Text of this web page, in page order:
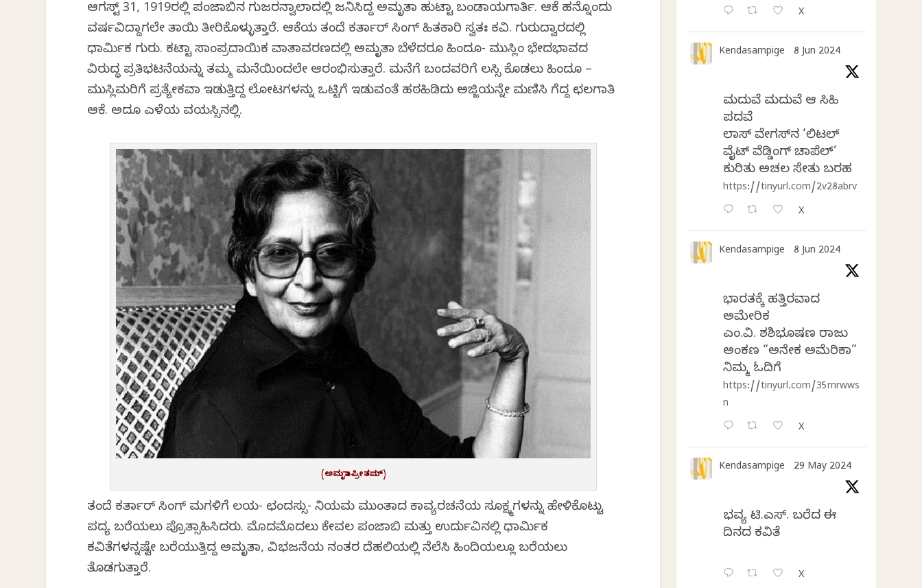
ಆಗಸ್ಟ್ 31, 1919ರಲ್ಲಿ ಪಂಜಾಬಿನ ಗುಜರನ್ವಾಲಾದಲ್ಲಿ ಜನಿಸಿದ್ದ ಅಮೃತಾ ಹುಟ್ಟಾ ಬಂಡಾಯಗಾರ್ತಿ. ಆಕೆ ಹನ್ನೊಂದು
ವರ್ಷವಿದ್ದಾಗಲೇ ತಾಯಿ ತೀರಿಕೊಳ್ಳುತ್ತಾರೆ. ಆಕೆಯ ತಂದೆ ಕರ್ತಾರ್ ಸಿಂಗ್ ಹಿತಕಾರಿ ಸ್ವತಃ ಕವಿ. ಗುರುದ್ವಾರದಲ್ಲಿ
ಧಾರ್ಮಿಕ ಗುರು. ಕಟ್ಟಾ ಸಾಂಪ್ರದಾಯಿಕ ವಾತಾವರಣದಲ್ಲಿ ಅಮೃತಾ ಬೆಳೆದರೂ ಹಿಂದೂ- ಮುಸ್ಲಿಂ ಭೇದಭಾವದ
ವಿರುದ್ಧ ಪ್ರತಿಭಟನೆಯನ್ನು ತಮ್ಮ ಮನೆಯಿಂದಲೇ ಆರಂಭಿಸುತ್ತಾರೆ. ಮನೆಗೆ ಬಂದವರಿಗೆ ಲಸ್ಸಿ ಕೊಡಲು ಹಿಂದೂ –
ಮುಸ್ಲಿಮರಿಗೆ ಪ್ರತ್ಯೇಕವಾಗಿ ಇಡುತ್ತಿದ್ದ ಲೋಟಗಳನ್ನು ಒಟ್ಟಿಗೆ ಇಡುವಂತೆ ಹಠಹಿಡಿದು ಅಜ್ಜಿಯನ್ನೇ ಮಣಿಸಿ ಗೆದ್ದ ಛಲಗಾತಿ
ಆಕೆ. ಅದೂ ಎಳೆಯ ವಯಸ್ಸಿನಲ್ಲಿ.
(ಅಮೃತಾ ಪ್ರೀತಮ್)
ತಂದೆ ಕರ್ತಾರ್ ಸಿಂಗ್ ಮಗಳಿಗೆ ಲಯ- ಛಂದಸ್ಸು- ನಿಯಮ ಮುಂತಾದ ಕಾವ್ಯರಚನೆಯ ಸೂಕ್ಷ್ಮಗಳನ್ನು ಹೇಳಿಕೊಟ್ಟು
ಪದ್ಯ ಬರೆಯಲು ಪ್ರೊತ್ಸಾಹಿಸಿದರು. ಮೊದಮೊದಲು ಕೇವಲ ಪಂಜಾಬಿ ಮತ್ತು ಉರ್ದುವಿನಲ್ಲಿ ಧಾರ್ಮಿಕ
ಕವಿತೆಗಳನ್ನಷ್ಟೇ ಬರೆಯುತ್ತಿದ್ದ ಅಮೃತಾ, ವಿಭಜನೆಯ ನಂತರ ದೆಹಲಿಯಲ್ಲಿ ನೆಲೆಸಿ ಹಿಂದಿಯಲ್ಲೂ ಬರೆಯಲು
ತೊಡಗುತ್ತಾರೆ.
X
Kendasampige 8 Jun 2024
ಮದುವೆ ಮದುವೆ ಆ ಸಿಹಿ
ಪದವೆ
ಲಾಸ್‌ ವೇಗಸ್‌ನ ‘ಲಿಟಲ್
ವೈಟ್ ವೆಡ್ಡಿಂಗ್ ಚಾಪೆಲ್’
ಕುರಿತು ಅಚಲ ಸೇತು ಬರಹ
https://tinyurl.com/2v28abrv
X
Kendasampige 8 Jun 2024
ಭಾರತಕ್ಕೆ ಹತ್ತಿರವಾದ
ಅಮೇರಿಕ
ಎಂ.ವಿ. ಶಶಿಭೂಷಣ ರಾಜು
ಅಂಕಣ “ಅನೇಕ ಅಮೆರಿಕಾ”
ನಿಮ್ಮ ಓದಿಗೆ
https://tinyurl.com/35mrwws
n
X
Kendasampige 29 May 2024
ಭವ್ಯ ಟಿ.ಎಸ್. ಬರೆದ ಈ
ದಿನದ ಕವಿತೆ
X